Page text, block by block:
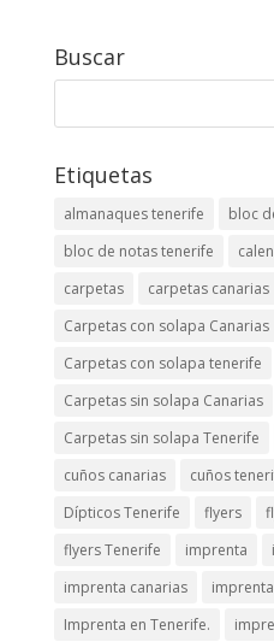
Buscar
Etiquetas
almanaques tenerife
bloc
bloc de notas tenerife
carpetas
carpetas canarias
Carpetas con solapa Canarias
Carpetas con solapa tenerife
Carpetas sin solapa Canarias
Carpetas sin solapa Tenerife
cuños canarias
cuños
Dípticos Tenerife
flyers
flyers Tenerife
imprenta
imprenta canarias
Imprenta en Tenerife.